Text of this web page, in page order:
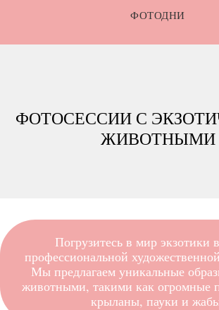
ФОТОДНИ
ФОТОСЕССИИ С
ЖИВОТНЫМИ
Погрузитесь в мир экзотики
профессиональной
Мы предлагаем уникальные
животными, такими как огромные
крыланы, пауки и